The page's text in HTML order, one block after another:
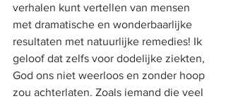
verhalen kunt vertellen van mensen
met dramatische en wonderbaarlijke
resultaten met natuurlijke remedies! Ik
geloof dat zelfs voor dodelijke ziekten,
God ons niet weerloos en zonder hoop
zou achterlaten. Zoals iemand die veel